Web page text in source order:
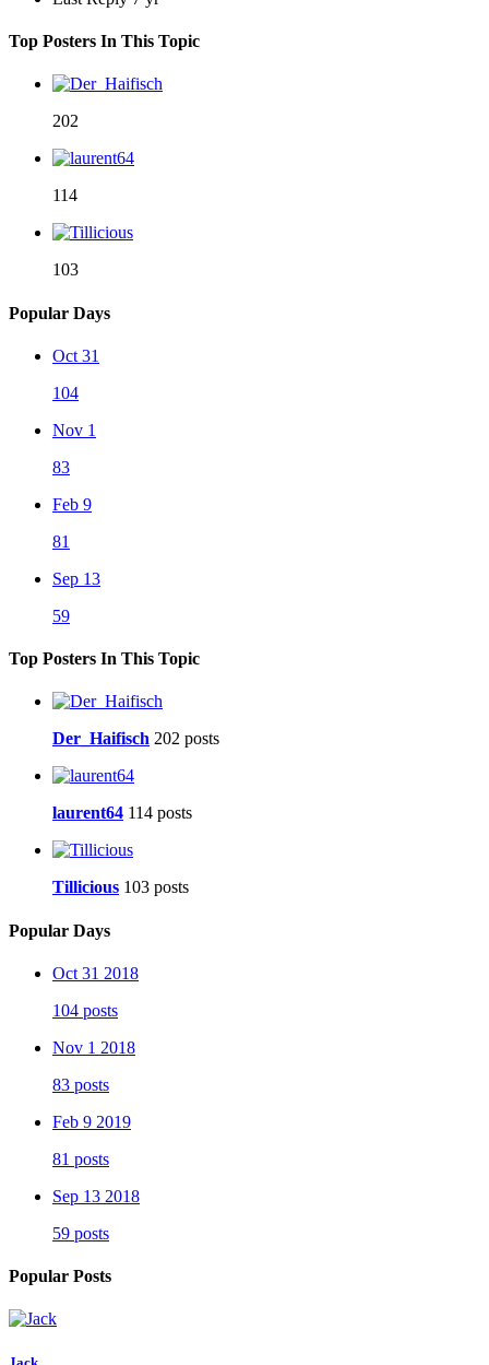
Top Posters In This Topic
202
114
103
Popular Days
Oct 31
104
Nov 1
83
Feb 9
81
Sep 13
59
Top Posters In This Topic
Der_Haifisch 202 posts
laurent64 114 posts
Tillicious 103 posts
Popular Days
Oct 31 2018
104 posts
Nov 1 2018
83 posts
Feb 9 2019
81 posts
Sep 13 2018
59 posts
Popular Posts